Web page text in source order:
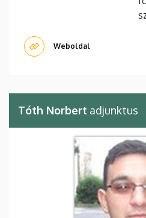
Weboldal
Tóth Norbert adjunktus